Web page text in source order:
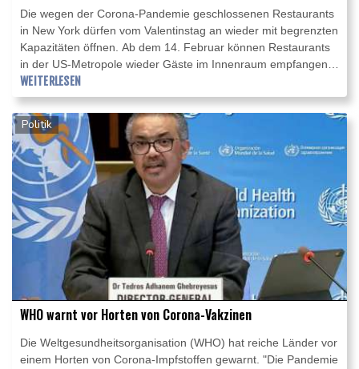
Die wegen der Corona-Pandemie geschlossenen Restaurants
in New York dürfen vom Valentinstag an wieder mit begrenzten
Kapazitäten öffnen. Ab dem 14. Februar können Restaurants
in der US-Metropole wieder Gäste im Innenraum empfangen,
wie Gouverneur Andrew Cuomo am Freitag ankündigte. Es gilt
allerdings eine Kapazitätsobergrenze von 25 Prozent.
Voraussetzung ist außerdem, dass die Rate positiver Corona-
Tests bis zum Valentinstag weiter rückläufig ist.
WEITERLESEN
Politik
WHO warnt vor Horten von Corona-Vakzinen
Die Weltgesundheitsorganisation (WHO) hat reiche Länder vor
einem Horten von Corona-Impfstoffen gewarnt. "Die Pandemie